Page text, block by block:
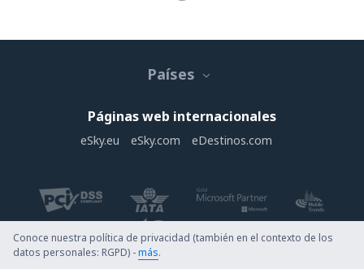
Países
Páginas web internacionales
eSky.eu eSky.com eDestinos.com
Conoce nuestra política de privacidad (también en el contexto de los
datos personales: RGPD) -más.